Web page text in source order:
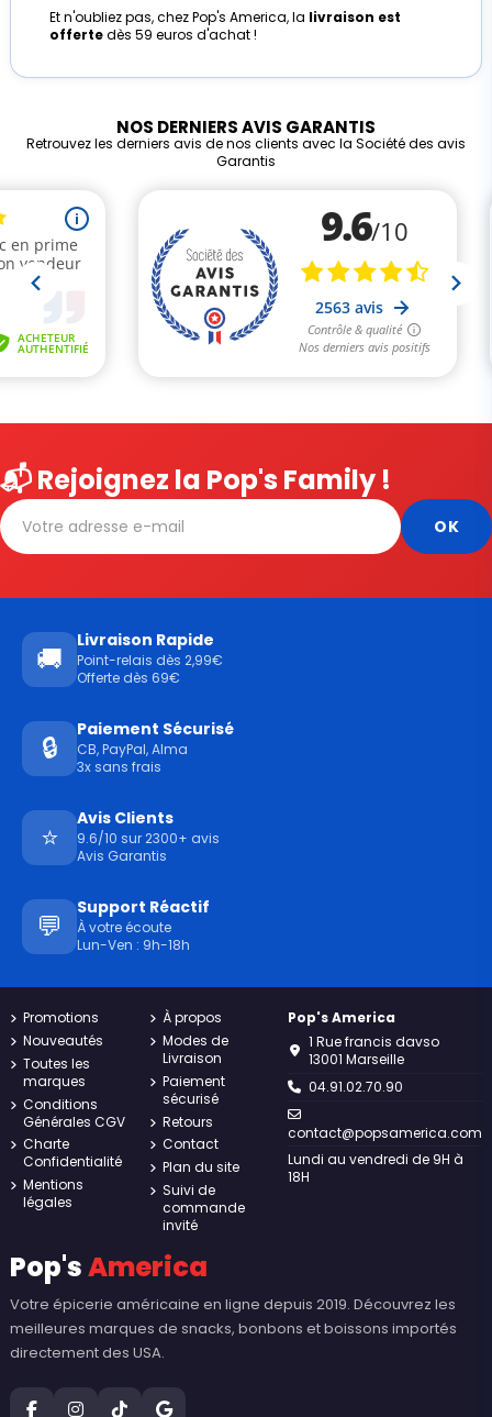
Et n'oubliez pas, chez Pop's America, la livraison est
offertedès 59 euros d'achat !
NOS DERNIERS AVIS GARANTIS
Retrouvez les derniers avis de nos clients avec la Société des avis
Garantis
📬 Rejoignez la Pop's Family !
🚚
Livraison Rapide
Point-relais dès 2,99€
Offerte dès 69€
🔒
Paiement Sécurisé
CB, PayPal, Alma
3x sans frais
⭐
Avis Clients
9.6/10 sur 2300+ avis
Avis Garantis
💬
Support Réactif
À votre écoute
Lun-Ven : 9h-18h
Promotions
Nouveautés
Toutes les
marques
Conditions
Générales CGV
Charte
Confidentialité
Mentions
légales
À propos
Modes de
Livraison
Paiement
sécurisé
Retours
Contact
Plan du site
Suivi de
commande
invité
Pop's America
1 Rue francis davso
13001 Marseille
04.91.02.70.90
contact@popsamerica.com
Lundi au vendredi de 9H à
18H
Pop'sAmerica
Votre épicerie américaine en ligne depuis 2019. Découvrez les
meilleures marques de snacks, bonbons et boissons importés
directement des USA.